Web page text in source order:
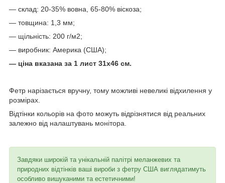
— склад: 20-35% вовна, 65-80% віскоза;
— товщина: 1,3 мм;
— щільність: 200 г/м2;
— виробник: Америка (США);
— ціна вказана за 1 лист 31х46 см.
Фетр нарізається вручну, тому можливі невеликі відхилення у
розмірах.
Відтінки кольорів на фото можуть відрізнятися від реальних
залежно від налаштувань монітора.
Завдяки широкій та унікальній палітрі меланжевих та
природних відтінків ваші вироби з фетру США виглядатимуть
особливо вишуканими та естетичними!